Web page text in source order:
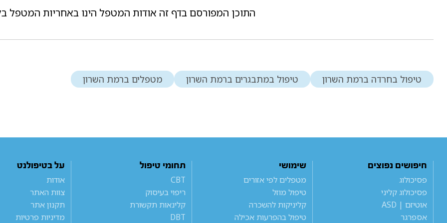
התוכן המפורסם בדף זה אודות המטפל הינו באחריות המטפל
טיפול בחרדה ברמת השרון טיפול במתבגרים ברמת השרון מטפלים ברמת השרון
חיפושים נפוצים
פסיכולוג
פסיכולוג קליני
אוטיזם | ASD
אספרגר
שימושי
מטפלים לפי אזורים
טיפול מוזל
קליניקות להשכרה
טיפול בהפרעות אכילה
תחומי טיפול
CBT
ריפוי בעיסוק
קלינאות תקשורת
DBT
על בטיפולנט
אודות
צוות האתר
תקנון אתר
מדיניות פרטיות